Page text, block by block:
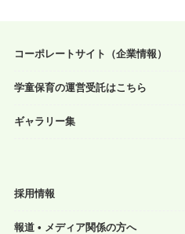
コーポレートサイト（企業情報）
学童保育の運営受託はこちら
ギャラリー集
採用情報
報道 • メディア関係の方へ